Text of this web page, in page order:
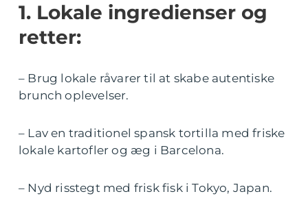
1. Lokale ingredienser og
retter:
– Brug lokale råvarer til at skabe autentiske
brunch oplevelser.
– Lav en traditionel spansk tortilla med friske
lokale kartofler og æg i Barcelona.
– Nyd risstegt med frisk fisk i Tokyo, Japan.